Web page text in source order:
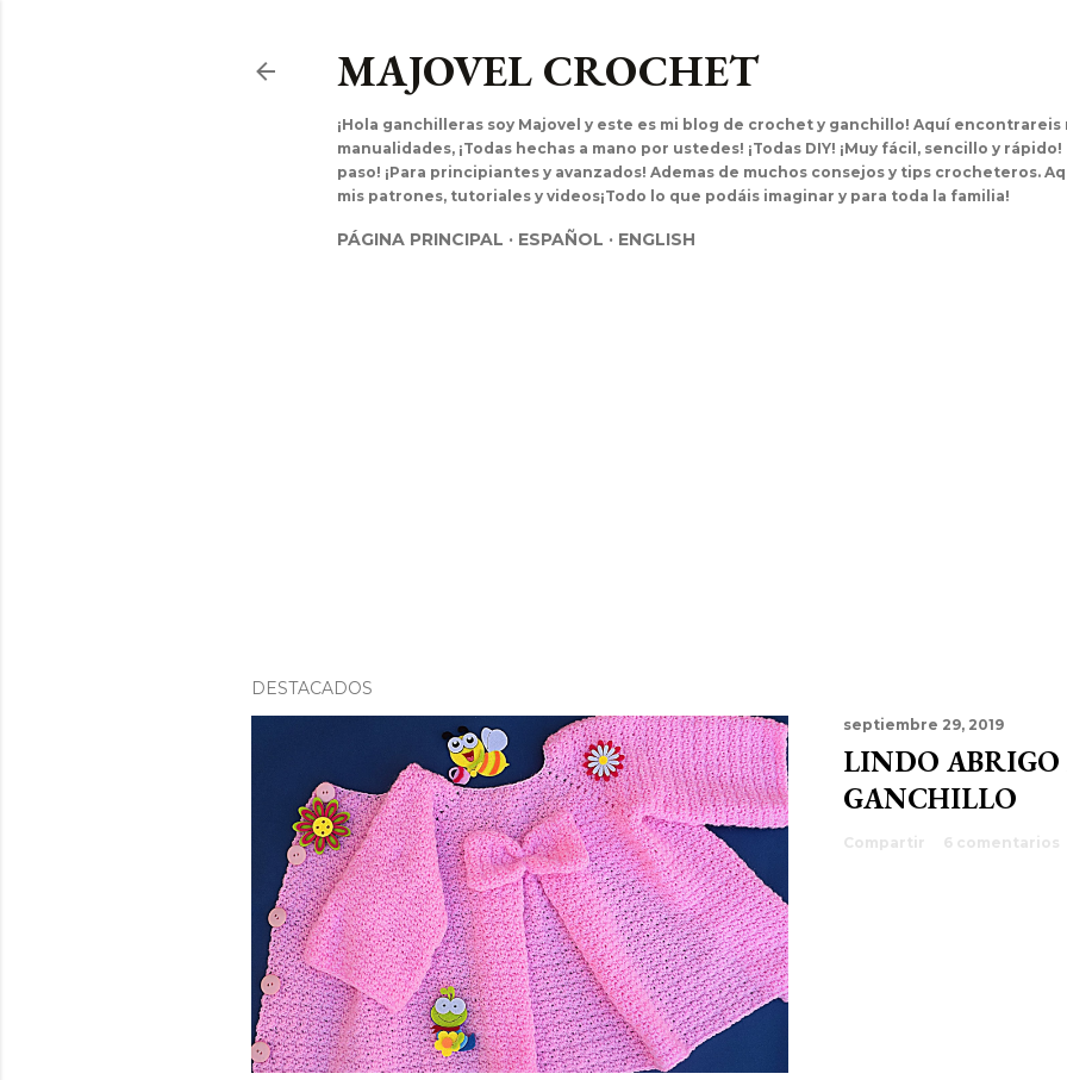
MAJOVEL CROCHET
¡Hola ganchilleras soy Majovel y este es mi blog de crochet y ganchillo! Aquí encontrareis
manualidades, ¡Todas hechas a mano por ustedes! ¡Todas DIY! ¡Muy fácil, sencillo y rápido!
paso! ¡Para principiantes y avanzados! Ademas de muchos consejos y tips crocheteros.
mis patrones, tutoriales y videos¡Todo lo que podáis imaginar y para toda la familia!
PÁGINA PRINCIPAL ESPAÑOL ENGLISH
DESTACADOS
septiembre 29, 2019
LINDO
GANCHILLO
Compartir 6 comentarios